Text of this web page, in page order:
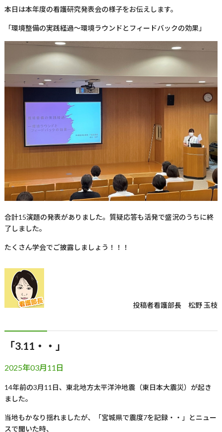
本日は本年度の看護研究発表会の様子をお伝えします。
「環境整備の実践経過～環境ラウンドとフィードバックの効果」
合計15演題の発表がありました。質疑応答も活発で盛況のうちに終
了しました。
たくさん学会でご披露しましょう！！！
投稿者看護部長 松野 玉枝
「3.11・・」
2025年03月11日
14年前の3月11 日、東北地方太平洋沖地震（東日本大震災）が起き
ました。
当地もかなり揺れましたが、「宮城県で震度7を記録・・」とニュー
スで聞いた時、